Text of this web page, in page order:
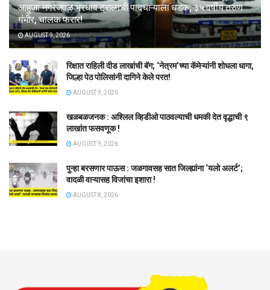
आहुजा नगरजवळ भरधाव ट्रालाची पादचाऱ्याला धडक; ३५ वर्षीय तरुण
गंभीर, चालक फरार!
AUGUST 9, 2026
रिक्षात राहिली दीड लाखांची बॅग; ‘नेत्रम’च्या कॅमेऱ्यांनी शोधला धागा,
जिल्हा पेठ पोलिसांनी दागिने केले परत!
AUGUST 9, 2026
खळबळजनक : अश्लिल व्हिडीओ पाठवल्याची धमकी देत वृद्धाची ९
लाखांत फसवणूक !
AUGUST 9, 2026
पुन्हा बरसणार पाऊस : जळगावसह सात जिल्ह्यांना ‘यलो अलर्ट’;
वादळी वाऱ्यासह विजांचा इशारा !
AUGUST 8, 2026